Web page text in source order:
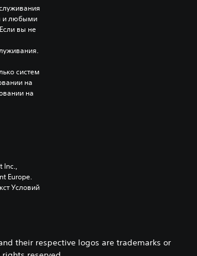
и любыми
вы не
систем
на
на
Inc.,
Europe.
Условий
their respective logos are trademarks or